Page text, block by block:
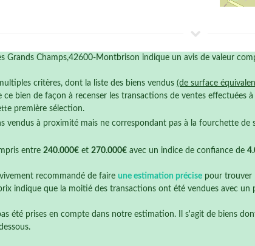
Grands Champs,42600-Montbrison indique un avis de valeur
critères, dont la liste des biens vendus (de surface
bien de façon à recenser les transactions de ventes effectuées
première sélection.
vendus à proximité mais ne correspondant pas à la fourchette de
entre 240.000€ et 270.000€ avec un indice de confiance de
recommandé de faire une estimation précisepour trouver
indique que la moitié des transactions ont été vendues avec un
été prises en compte dans notre estimation. Il s'agit de biens